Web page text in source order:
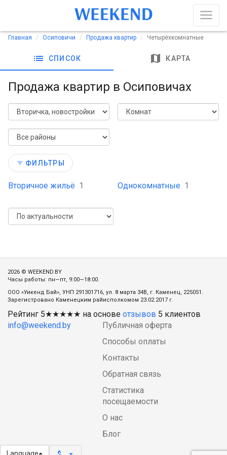
Главная Осиповичи Продажа квартир Четырёхкомнатные
list СПИСОК map КАРТА
Продажа квартир в Осиповичах
ФИЛЬТРЫ
Вторичное жильё 1 Однокомнатные 1
2026 © WEEKEND.BY
Часы работы: пн—пт, 9:00—18:00.
ООО «Уикенд Бай», УНП 291301716, ул. 8 марта 34В, г. Каменец, 225051.
Зарегистровано Каменецким райисполкомом 23.02.2017 г.
Рейтинг 5★★★★★ на основе отзывов 5 клиентов
info@weekend.by
Публичная оферта
Способы оплаты
Контакты
Обратная связь
Статистика
посещаемости
О нас
Блог